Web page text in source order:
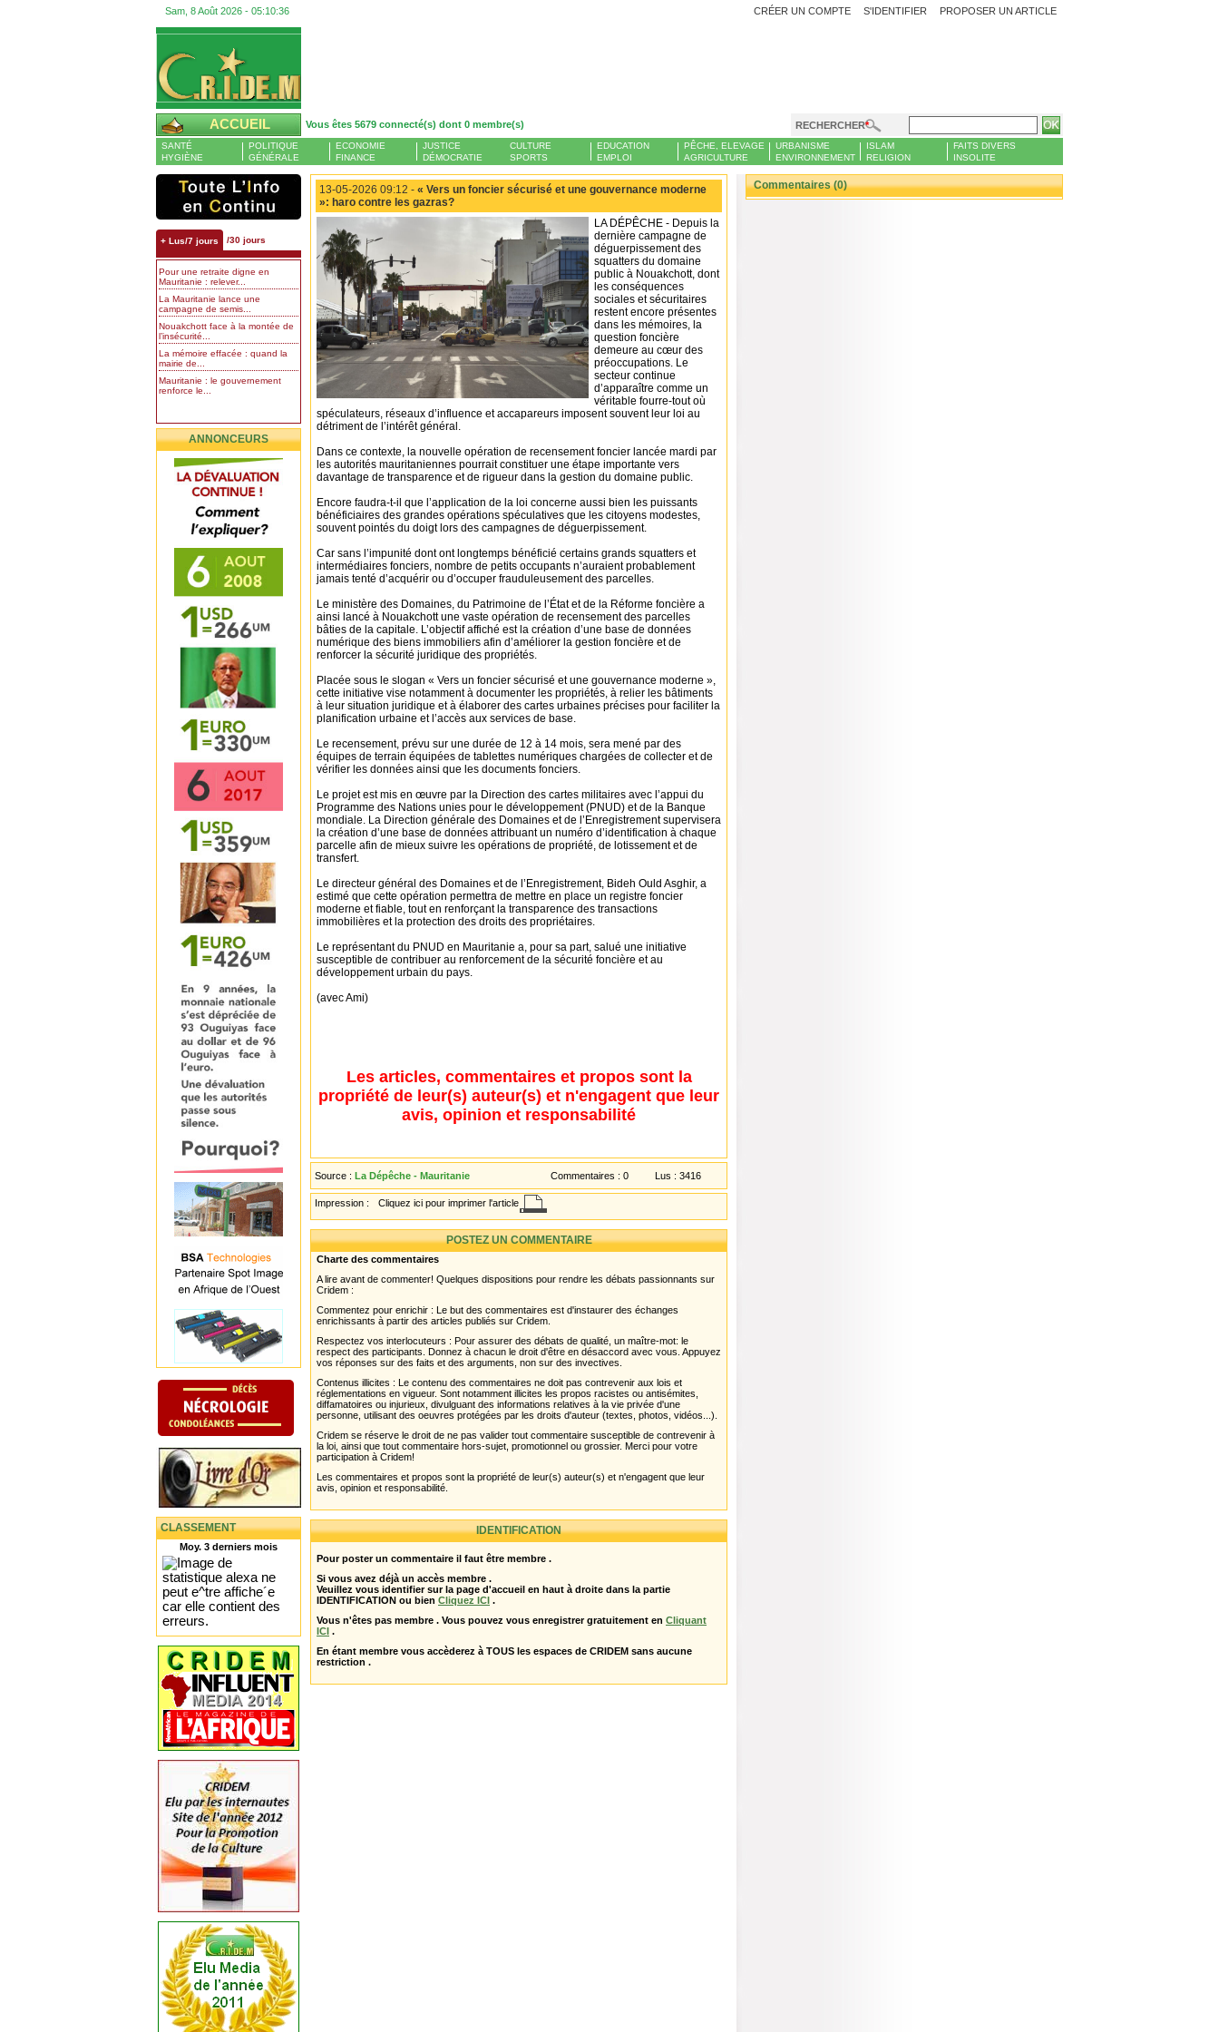
Sam, 8 Août 2026 - 05:10:36 PROPOSER UN ARTICLE
CRÉER UN COMPTE S'IDENTIFIER
ACCUEIL Vous êtes 5679 connecté(s) dont 0 membre(s) RECHERCHER
SANTÉ
HYGIÈNE
POLITIQUE
GÉNÉRALE
ECONOMIE
FINANCE
JUSTICE
DÉMOCRATIE
CULTURE
SPORTS
EDUCATION
EMPLOI
PÊCHE, ELEVAGE
AGRICULTURE
URBANISME
ENVIRONNEMENT
ISLAM
RELIGION
FAITS DIVERS
INSOLITE
+ Lus/7 jours /30 jours
Pour une retraite digne en
Mauritanie : relever...
La Mauritanie lance une
campagne de semis...
Nouakchott face à la montée de
l’insécurité...
La mémoire effacée : quand la
mairie de...
Mauritanie : le gouvernement
renforce le...
ANNONCEURS
CLASSEMENT
Moy. 3 derniers mois
13-05-2026 09:12 - « Vers un foncier sécurisé et une gouvernance moderne
»: haro contre les gazras?
LA DÉPÊCHE - Depuis la
dernière campagne de
déguerpissement des
squatters du domaine
public à Nouakchott, dont
les conséquences
sociales et sécuritaires
restent encore présentes
dans les mémoires, la
question foncière
demeure au cœur des
préoccupations. Le
secteur continue
d’apparaître comme un
véritable fourre-tout où
spéculateurs, réseaux d’influence et accapareurs imposent souvent leur loi au
détriment de l’intérêt général.
Dans ce contexte, la nouvelle opération de recensement foncier lancée mardi par
les autorités mauritaniennes pourrait constituer une étape importante vers
davantage de transparence et de rigueur dans la gestion du domaine public.
Encore faudra-t-il que l’application de la loi concerne aussi bien les puissants
bénéficiaires des grandes opérations spéculatives que les citoyens modestes,
souvent pointés du doigt lors des campagnes de déguerpissement.
Car sans l’impunité dont ont longtemps bénéficié certains grands squatters et
intermédiaires fonciers, nombre de petits occupants n’auraient probablement
jamais tenté d’acquérir ou d’occuper frauduleusement des parcelles.
Le ministère des Domaines, du Patrimoine de l’État et de la Réforme foncière a
ainsi lancé à Nouakchott une vaste opération de recensement des parcelles
bâties de la capitale. L’objectif affiché est la création d’une base de données
numérique des biens immobiliers afin d’améliorer la gestion foncière et de
renforcer la sécurité juridique des propriétés.
Placée sous le slogan « Vers un foncier sécurisé et une gouvernance moderne »,
cette initiative vise notamment à documenter les propriétés, à relier les bâtiments
à leur situation juridique et à élaborer des cartes urbaines précises pour faciliter la
planification urbaine et l’accès aux services de base.
Le recensement, prévu sur une durée de 12 à 14 mois, sera mené par des
équipes de terrain équipées de tablettes numériques chargées de collecter et de
vérifier les données ainsi que les documents fonciers.
Le projet est mis en œuvre par la Direction des cartes militaires avec l’appui du
Programme des Nations unies pour le développement (PNUD) et de la Banque
mondiale. La Direction générale des Domaines et de l’Enregistrement supervisera
la création d’une base de données attribuant un numéro d’identification à chaque
parcelle afin de mieux suivre les opérations de propriété, de lotissement et de
transfert.
Le directeur général des Domaines et de l’Enregistrement, Bideh Ould Asghir, a
estimé que cette opération permettra de mettre en place un registre foncier
moderne et fiable, tout en renforçant la transparence des transactions
immobilières et la protection des droits des propriétaires.
Le représentant du PNUD en Mauritanie a, pour sa part, salué une initiative
susceptible de contribuer au renforcement de la sécurité foncière et au
développement urbain du pays.
(avec Ami)
Les articles, commentaires et propos sont la
propriété de leur(s) auteur(s) et n'engagent que leur
avis, opinion et responsabilité
Source : La Dépêche - Mauritanie Commentaires : 0 Lus : 3416
Impression : Cliquez ici pour imprimer l'article
POSTEZ UN COMMENTAIRE
Charte des commentaires
A lire avant de commenter! Quelques dispositions pour rendre les débats passionnants sur
Cridem :
Commentez pour enrichir : Le but des commentaires est d'instaurer des échanges
enrichissants à partir des articles publiés sur Cridem.
Respectez vos interlocuteurs : Pour assurer des débats de qualité, un maître-mot: le
respect des participants. Donnez à chacun le droit d'être en désaccord avec vous. Appuyez
vos réponses sur des faits et des arguments, non sur des invectives.
Contenus illicites : Le contenu des commentaires ne doit pas contrevenir aux lois et
réglementations en vigueur. Sont notamment illicites les propos racistes ou antisémites,
diffamatoires ou injurieux, divulguant des informations relatives à la vie privée d'une
personne, utilisant des oeuvres protégées par les droits d'auteur (textes, photos, vidéos...).
Cridem se réserve le droit de ne pas valider tout commentaire susceptible de contrevenir à
la loi, ainsi que tout commentaire hors-sujet, promotionnel ou grossier. Merci pour votre
participation à Cridem!
Les commentaires et propos sont la propriété de leur(s) auteur(s) et n'engagent que leur
avis, opinion et responsabilité.
IDENTIFICATION
Pour poster un commentaire il faut être membre .
Si vous avez déjà un accès membre .
Veuillez vous identifier sur la page d'accueil en haut à droite dans la partie
IDENTIFICATION ou bien Cliquez ICI .
Vous n'êtes pas membre . Vous pouvez vous enregistrer gratuitement en Cliquant
ICI .
En étant membre vous accèderez à TOUS les espaces de CRIDEM sans aucune
restriction .
Commentaires (0)